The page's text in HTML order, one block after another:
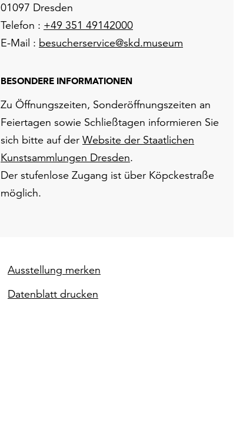
01097 Dresden
Telefon : +49 351 49142000
E-Mail : besucherservice@skd.museum
BESONDERE INFORMATIONEN
Zu Öffnungszeiten, Sonderöffnungszeiten an
Feiertagen sowie Schließtagen informieren Sie
sich bitte auf der Website der Staatlichen
Kunstsammlungen Dresden.
Der stufenlose Zugang ist über Köpckestraße
möglich.
Ausstellung merken
Datenblatt drucken